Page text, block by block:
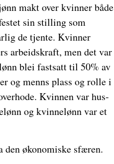
makt over kvinner både
sin stilling som
de tjente. Kvinner
arbeidskraft, men det var
blei fastsatt til 50% av
og menns plass og rolle i
Kvinnen var hus-
og kvinnelønn var et
den økonomiske sfæren.